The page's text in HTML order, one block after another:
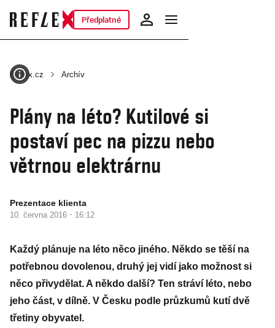
Předplatné
Reflex.cz Archív
Plány na léto? Kutilové si
postaví pec na pizzu nebo
větrnou elektrárnu
Prezentace klienta
10. června 2016 · 16:12
Každý plánuje na léto něco jiného. Někdo se těší na
potřebnou dovolenou, druhý jej vidí jako možnost si
něco přivydělat. A někdo další? Ten stráví léto, nebo
jeho část, v dílně. V Česku podle průzkumů kutí dvě
třetiny obyvatel.